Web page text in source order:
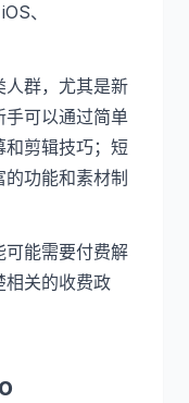
、
人群，尤其是新
手可以通过简单
和剪辑技巧；短
功能和素材制
可能需要付费解
相关的收费政